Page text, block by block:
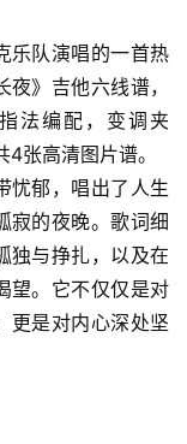
乐队演唱的一首热
》吉他六线谱，
法编配，变调夹
张高清图片谱。
忧郁，唱出了人生
寂的夜晚。歌词细
独与挣扎，以及在
望。它不仅仅是对
更是对内心深处坚